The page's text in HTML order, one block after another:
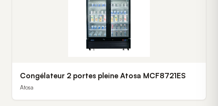
Congélateur 2 portes pleine Atosa MCF8721ES
Atosa